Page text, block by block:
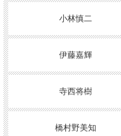
小林慎二
伊藤嘉輝
寺西将樹
橋村野美知